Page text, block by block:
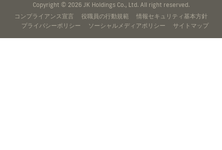
Copyright © 2026 JK Holdings Co., Ltd. All right reserved.
コンプライアンス宣言 役職員の行動規範
情報セキュリティ基本方針
プライバシーポリシー
ソーシャルメディアポリシー サイトマップ